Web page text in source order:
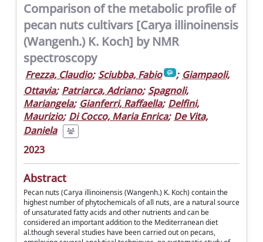
Comparison of the metabolic profile of
pecan nuts cultivars [Carya illinoinensis
(Wangenh.) K. Koch] by NMR
spectroscopy
Frezza, Claudio; Sciubba, Fabio ; Giampaoli,
Ottavia; Patriarca, Adriano; Spagnoli,
Mariangela; Gianferri, Raffaella; Delfini,
Maurizio; Di Cocco, Maria Enrica; De Vita,
Daniela
2023
Abstract
Pecan nuts (Carya illinoinensis (Wangenh.) K. Koch) contain the
highest number of phytochemicals of all nuts, are a natural source
of unsaturated fatty acids and other nutrients and can be
considered an important addition to the Mediterranean diet
al.though several studies have been carried out on pecans,